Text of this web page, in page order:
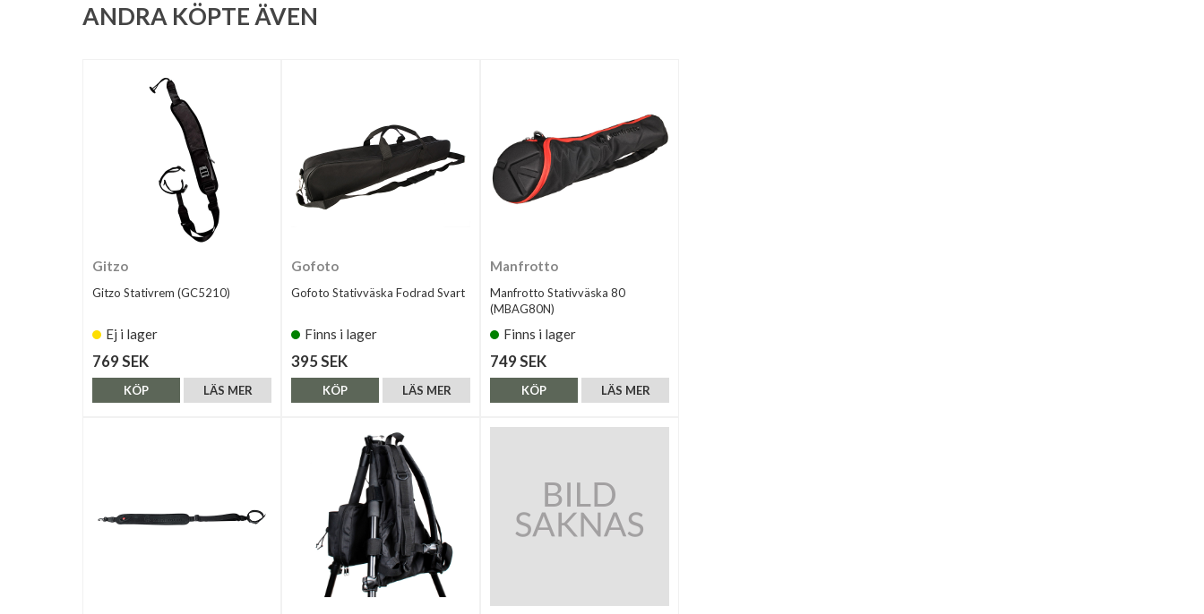
ANDRA KÖPTE ÄVEN
Gitzo
Gitzo Stativrem (GC5210)
Ej i lager
769 SEK
LÄS MER
KÖP
Gofoto
Gofoto Stativväska Fodrad Svart
Finns i lager
395 SEK
LÄS MER
KÖP
Manfrotto
Manfrotto Stativväska 80
(MBAG80N)
Finns i lager
749 SEK
LÄS MER
KÖP